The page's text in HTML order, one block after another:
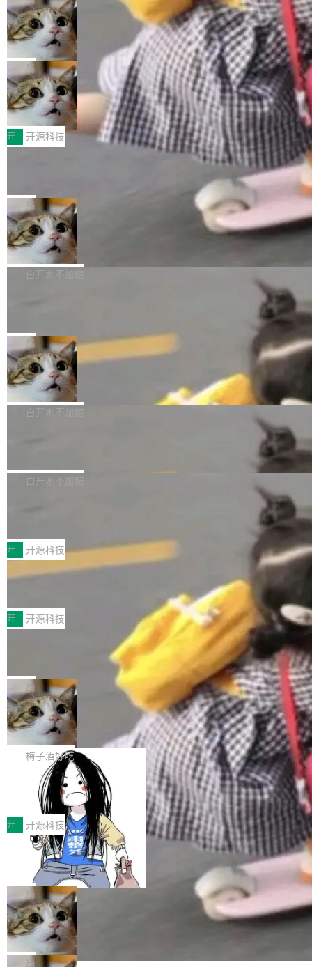
现实 过去两年，CIO们的焦虑清单上多了两项：
一是如何让大模型和智能体应用安全地从PoC走
向生产，二是如何让测试团队跟得上AI应用...
设置，如果用布尔值 + 可空字段来表示——bool
ean 表示是否可切换，nullable 的默认模式、浅
色方案、深色方案——会产生大量无意义的组
合。方案缺了、配置冲突了、全 null 了。要知道
哪些组合有效，作者说，你得靠"文档、校验、或
者部落知识"。 换个写法。Rust 的 enum，两个
变体：Switchable...
个"AI 知识库 + 聊天机器人"——每个大厂都在
做，没什么新鲜的。 但 Kenton Varda 在 Twitte
r 上把事情说清楚了： 今天我们发布了 Cloudfla
re OS，一个带连接器的聊天机器人，跟其他所
有科技公司做的一样。只不过，实际上它不一
样。这是 Sandstorm.io 的重制版，我十年前的
那个创业公司。不同的是，这次它构建在 Cloudf
lare Workers 上——我花了九年时间搭建的平台
——并且深度集成了 AI。这基本上是我十年秘密
Deno 团队开源 Celld，可自托管的分
布式 Durable Objects
Ryan Dahl 领导的 Deno 团队推出了最新开源项
目 Celld，一个能在自己机器上运行 Cloudflare
Workers 和 Durable Objects 的守护进程。 设
计思路很直接：每个对象是一个独立的 SQLite
数据库，按名称寻址，复制到你自己的 S3 兼容
存储库里。节点之间只通过这个存储库协调——
没有控制平面，没有共识协议。每个对象自带一
个小型数据库，应用天然按分片构建，单个数据
库的竞争和爆炸半径问题在设计层面就被消除
了。 闲置的 cell 会休眠到几乎不占资源。当 cel
l 迁移或唤醒时，新宿主从 S3 恢复 SQLite 数据
库继续执行。存储库是持久化的唯一真相...
局
鲁大师7月新机性能/流畅/AI榜：vivo夺
性能、流畅双第一，三星Galaxy Z系列
新折叠缺席
2026年7月的手机市场，由于存储等硬件成本暴
增，手机厂商的日子也不好过啊，新机速度明显
放缓，因此硝烟味淡了许多。新机参数规格除开
高价的三星折叠（三星Galaxy Z Fold8 Ultra / Z
Fold8 / Z Flip8）外，其余要么是中低端机器，
例如iQOO Z11i、REDMI Note 17、REDMI No
te 17 Pro、OPPO K15，要么是vivo X300 E这
样的次旗舰。 Galaxy Z Fold8 Ultra / Z Fold8 /
Z Flip8三款折叠屏新机均在7月22日发布，且全
部搭载骁龙8 Elite Gen5 for Galaxy，它们本该
开 开源科技
Zed 编辑器团队发布了新项目——DeltaDB，一
个在 git commit 之间记录每一次编辑操作的版
本控制系统。目前处于 Early Access 阶段。 De
ltaDB 的核心思路直接写在 landing page 最显
眼的位置：「Software is made between com
mits」——软件是在 commit 之间写出来的。git
是把这段空隙补上。 回退到任何一次编辑：Delt
aDB 捕获 commit 之间的每一次操作，...
局
SpaceXAI 单季资本开支达 183 亿美元
根据风险投资人Tomer Tunguz 博客（VC 分
析）披露的最新分析与第二季度业绩报告，Spac
微软同期总资本开支的四成。 与亚马逊、Alpha
bet、微软以及 Meta 等传统科技巨头相比，Spa
ceXAI的资金消耗速度尤为引人瞩目。然而，支
撑庞大支出的资金来源却呈现出截然不同的面
貌。数据显示，微软和 Meta 主要依托充沛的经
白开水不加糖
一个在终端里运行的编程 agent；Muse Spark
1.2，驱动这个 agent 的新模型。一句话概括：
你可以用 curl -fsSL https://dev.meta.ai/install.
sh | bash 安装一个能在大项目里自动规划、写
代码、验证结果的 AI 终端工具。 据介绍，Muse
个主 agent 循环，外加一组后台 agent。这些后
局
美团开源 LoHoSearch，用知识图谱校
准 AI 能力认知
机器出题的前提，是让机器拥有全局视野。整个
构建流程可以分为四个环节：建图 → 控制难度
白开水不加糖
库，并将作为transport接入Mooncake TENT。
MPComm将作为一种传输引擎接入Mooncake T
ENT，实现零拷贝传输性能提升30%、非零拷贝
传输性能最高提升5倍。UCL-MPComm底层基
于自研UCL-Engine通信引擎，后续腾讯网平将
持续开源更多基于UCL-Engine的高性能通信组
件。 腾讯网平团队在UCL-MPComm中实现了一
个独立于业务线程的全局通信引擎（Engine），
白开水不加糖
型案例入选名单》，深信服“面向企业研发场景的
开源 AI 编程平台 CoStrict 应用”凭借卓越的技术
创新与落地成效成功入选。 全链路私有化部署，
助力企业AI研发安全落地 当前，越来越多企业已
经开始引入 AI Coding 工具，通过调用公有云模
型或企业内部部署模型提升研发效率。但随着 AI
Coding 从个人辅助工具逐步走向团队级、组织
级应用，企业在规模化落地过程中，对安全性、
可控性和代码质量提出了更高要求。 首先是数据
安全与合规要求。对于大多数普通研发场景，公
有云模型能够满足快速试用和效率提升的需求。
但对于金融、能源、医疗等对数据安全要求较...
开 开源科技
深信服AI算力网关入选工信部人工智能
前不久，工业和信息化部正式发布《2025年人工
智能应用典型案例名单》，集中展示人工智能在
各领域的应用成果，覆盖技术底座、行业赋能、
产品应用、支撑保障、专题等五大方向。深信服
AI算力网关（AI创新平台）成功入选！ 随着各行
各业的Agent走向规模化建设，算力构成形态逐
渐丰富，用户关注的重点也在发生变化：不只是
让AI用起来，还要进一步看清混合算力时代下，
Token花在哪里、算力是否被充分利用，以及持
续增长的AI成本该如何优化。 深信服AI算力网关
正是围绕这些实际问题，从Token治理和成本治
理两个方面，让用户的每一份算力都看得清、管
得住、用得稳、省得下、更安全！ 一、从现在开
始，Token使用一目...
开 开源科技
Jeff Dean 离开 Google：一个时代的结
束，一个实验室的开始
Google 员工编号 20。MapReduce 作者之一。
Bigtable 作者之一。TensorFlow 的作者之一。
Gemini 的架构师。Google 首席科学家。 Jeff D
ean 在 Google 工作了 27 年后，宣布离职。 他
不是一个人走。一同离开的还有 Sanjay Ghema
wat（Google 员工编号 23，Jeff Dean 二十多
年的编程搭档，MapReduce 和 Bigtable 的共同
作者）、Quoc Le（Google 大脑核心成员，Se
q2Seq 和 DocAI 的共同发明人）以及 Oriol Vin
yals（Gemini 联合负责人，AlphaSta...
局
🔥 SolonCode v2026.8.4 发布：界面
字体可调、22 种语言、记忆搜索增强
打开终端就能上岗的全中文编码智能体，这一轮
把「看得清、用母语、记得住」三件事一次补
齐。 SolonCode 是什么 SolonCode 是杭州无
耳科技研发的企业级终端编码智能体——一位全
中文驱动的数字员工，自主理解需求、规划步
骤、编写代码。不挑模型、不挑平台，curl 一行
装完即用。 开源地址：Gitee · GitCode · GitHu
b 安装 支持 Java 8+（8~26）、macOS / Linu
x / Windows / Harmony PC。 # macOS / Linu
x / Harmony PC curl -fsSL https://solon.noea
r.org/solon...
梅子酒好吃
让“代码语义理解”深度释放AI Coding
价值潜能：华为云码道（CodeArts）
代码仓技术解析
一、代码仓深度理解技术的作用与价值 在软件工
程实践中，代码仓是企业核心知识资产的主要载
体。企业级代码仓库通常包含数十万乃至数百万
个文件，其规模远超单次模型调用可承载的上下
文窗口。随着项目规模的持续扩张与代码历史的
不断累积，代码仓中的模块关系、接口契约、业
务逻辑等关键信息往往分散于数十乃至数百个文
件之中，形成高度复杂的知识关联网络。传统的
代码检索手段（如关键词匹配、目录遍历）仅能
在语法层面完成文本定位，难以触及代码的语义
开 开源科技
一条“删库”命令跑 17 小时，算法工程
师删光 89TB 数据只为干私活
最高人民检察院8月4日公布了一起案件：北京一
名90后算法工程师王某，为了给自己接的私活腾
服务器空间，删光了公司AI游戏部门的全部核心
数据。 王某2024年1月入职东城区某科技公司AI
短剧部门，有互联网大厂背景。在公司内部架构
调整期间，部门三次通知全员将数据从A集群迁
局
Cloudflare 分享推理优化实践：KV ca
che 量化 + 权重压缩，吞吐量提升 4
1%，成本降 30%
Kimi 和 GLM 是当前最强的大模型系列之一，但
它们有一个共同的问题：太吃显存了。月之暗面
局